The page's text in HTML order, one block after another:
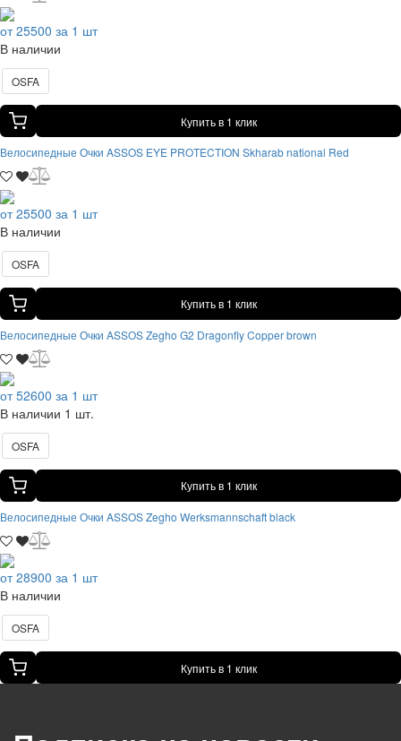
от 25500 за 1 шт
В наличии
OSFA
Купить в 1 клик
Велосипедные Очки ASSOS EYE PROTECTION Skharab national Red
от 25500 за 1 шт
В наличии
OSFA
Купить в 1 клик
Велосипедные Очки ASSOS Zegho G2 Dragonfly Copper brown
от 52600 за 1 шт
В наличии 1 шт.
OSFA
Купить в 1 клик
Велосипедные Очки ASSOS Zegho Werksmannschaft black
от 28900 за 1 шт
В наличии
OSFA
Купить в 1 клик